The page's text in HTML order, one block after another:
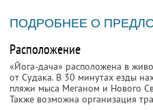
ПОДРОБНЕЕ О
Расположение
«Йога-дача» расположена в
от Судака. В 30 минутах езды
пляжи мыса Меганом и Нового
Также возможна организация